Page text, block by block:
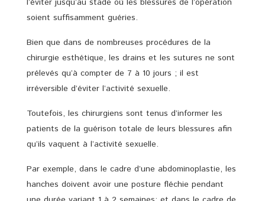
l’éviter jusqu’au stade où les blessures de l’opération
soient suffisamment guéries.
Bien que dans de nombreuses procédures de la
chirurgie esthétique, les drains et les sutures ne sont
prélevés qu’à compter de 7 à 10 jours ; il est
irréversible d’éviter l’activité sexuelle.
Toutefois, les chirurgiens sont tenus d’informer les
patients de la guérison totale de leurs blessures afin
qu’ils vaquent à l’activité sexuelle.
Par exemple, dans le cadre d’une abdominoplastie, les
hanches doivent avoir une posture fléchie pendant